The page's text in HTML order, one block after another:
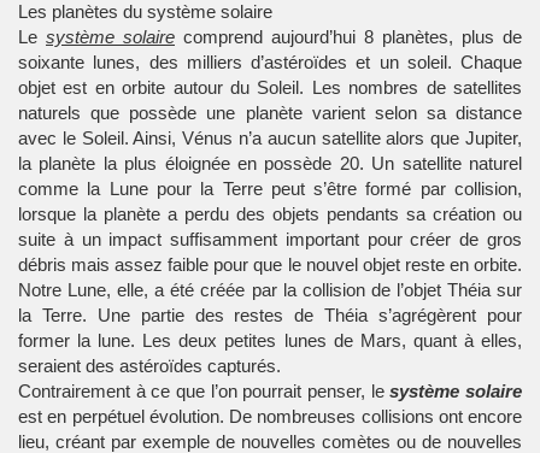
Les planètes du système solaire
Le système solaire comprend aujourd’hui 8 planètes, plus de
soixante lunes, des milliers d’astéroïdes et un soleil. Chaque
objet est en orbite autour du Soleil. Les nombres de satellites
naturels que possède une planète varient selon sa distance
avec le Soleil. Ainsi, Vénus n’a aucun satellite alors que Jupiter,
la planète la plus éloignée en possède 20. Un satellite naturel
comme la Lune pour la Terre peut s’être formé par collision,
lorsque la planète a perdu des objets pendants sa création ou
suite à un impact suffisamment important pour créer de gros
débris mais assez faible pour que le nouvel objet reste en orbite.
Notre Lune, elle, a été créée par la collision de l’objet Théia sur
la Terre. Une partie des restes de Théia s’agrégèrent pour
former la lune. Les deux petites lunes de Mars, quant à elles,
seraient des astéroïdes capturés.
Contrairement à ce que l’on pourrait penser, lesystème solaire
est en perpétuel évolution. De nombreuses collisions ont encore
lieu, créant par exemple de nouvelles comètes ou de nouvelles